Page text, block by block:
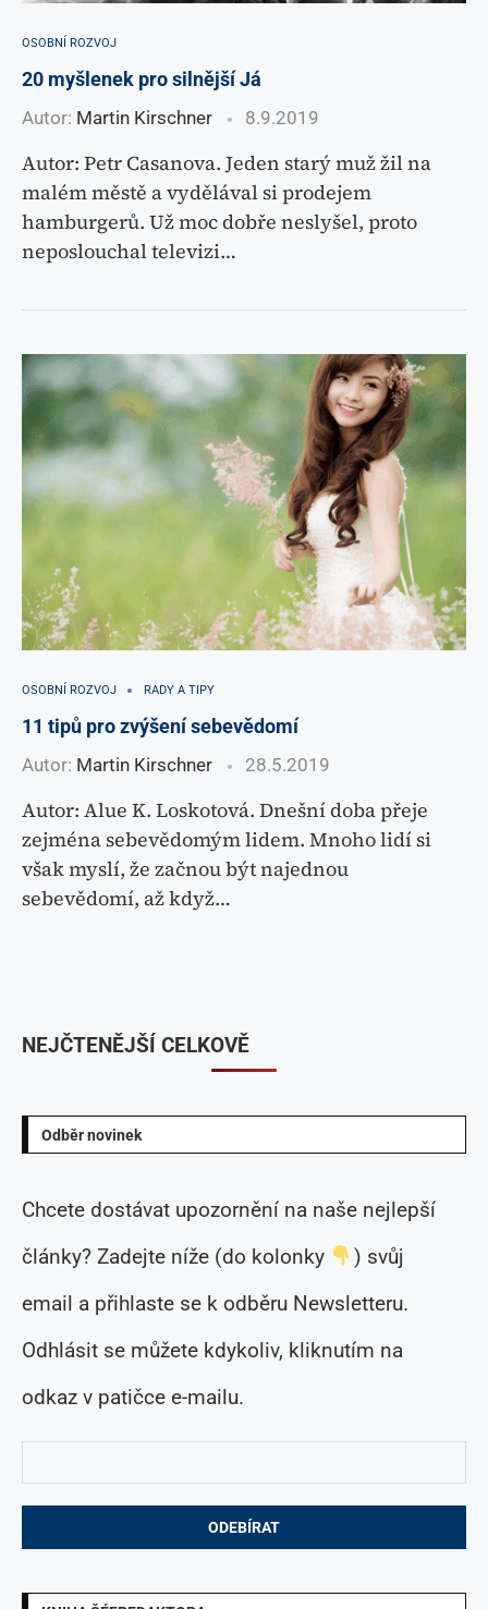
OSOBNÍ ROZVOJ
20 myšlenek pro silnější Já
Autor: Martin Kirschner 8.9.2019
Autor: Petr Casanova. Jeden starý muž žil na
malém městě a vydělával si prodejem
hamburgerů. Už moc dobře neslyšel, proto
neposlouchal televizi…
OSOBNÍ ROZVOJ RADY A TIPY
11 tipů pro zvýšení sebevědomí
Autor: Martin Kirschner 28.5.2019
Autor: Alue K. Loskotová. Dnešní doba přeje
zejména sebevědomým lidem. Mnoho lidí si
však myslí, že začnou být najednou
sebevědomí, až když…
Odběr novinek
Chcete dostávat upozornění na naše nejlepší
články? Zadejte níže (do kolonky
) svůj
email a přihlaste se k odběru Newsletteru.
Odhlásit se můžete kdykoliv, kliknutím na
odkaz v patičce e-mailu.
NEJČTENĚJŠÍ CELKOVĚ